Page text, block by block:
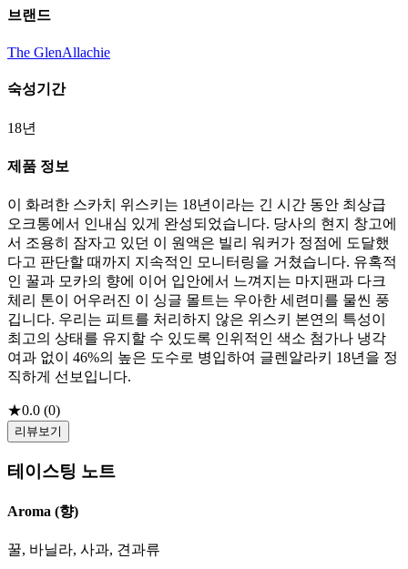
브랜드
The GlenAllachie
숙성기간
18년
제품 정보
이 화려한 스카치 위스키는 18년이라는 긴 시간 동안 최상급
오크통에서 인내심 있게 완성되었습니다. 당사의 현지 창고에
서 조용히 잠자고 있던 이 원액은 빌리 워커가 정점에 도달했
다고 판단할 때까지 지속적인 모니터링을 거쳤습니다. 유혹적
인 꿀과 모카의 향에 이어 입안에서 느껴지는 마지팬과 다크
체리 톤이 어우러진 이 싱글 몰트는 우아한 세련미를 물씬 풍
깁니다. 우리는 피트를 처리하지 않은 위스키 본연의 특성이
최고의 상태를 유지할 수 있도록 인위적인 색소 첨가나 냉각
여과 없이 46%의 높은 도수로 병입하여 글렌알라키 18년을 정
직하게 선보입니다.
★0.0 (0)
리뷰보기
테이스팅 노트
Aroma (향)
꿀, 바닐라, 사과, 견과류